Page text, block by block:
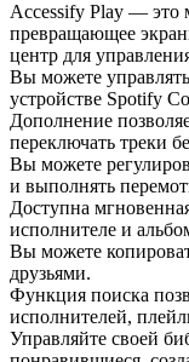
Accessify Play — это
превращающее
центр для
Вы можете
устройстве Spotify
Дополнение
переключать треки
Вы можете
и выполнять
Доступна
исполнителе и
Вы можете
друзьями.
Функция поиска
исполнителей,
Управляйте своей